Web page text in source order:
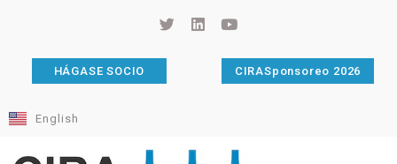
HÁGASE SOCIO CIRASponsoreo 2026
English